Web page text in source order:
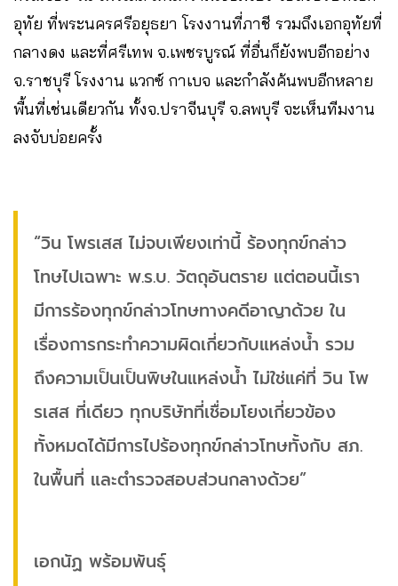
อุทัย ที่พระนครศรีอยุธยา โรงงานที่ภาชี รวมถึงเอกอุทัยที่
กลางดง และที่ศรีเทพ จ.เพชรบูรณ์ ที่อื่นก็ยังพบอีกอย่าง
จ.ราชบุรี โรงงาน แวกซ์ กาเบจ และกำลังค้นพบอีกหลาย
พื้นที่เช่นเดียวกัน ทั้งจ.ปราจีนบุรี จ.ลพบุรี จะเห็นทีมงาน
ลงจับบ่อยครั้ง
“วิน โพรเสส ไม่จบเพียงเท่านี้ ร้องทุกข์กล่าว
โทษไปเฉพาะ พ.ร.บ. วัตถุอันตราย แต่ตอนนี้เรา
มีการร้องทุกข์กล่าวโทษทางคดีอาญาด้วย ใน
เรื่องการกระทำความผิดเกี่ยวกับแหล่งน้ำ รวม
ถึงความเป็นเป็นพิษในแหล่งน้ำ ไม่ใช่แค่ที่ วิน โพ
รเสส ที่เดียว ทุกบริษัทที่เชื่อมโยงเกี่ยวข้อง
ทั้งหมดได้มีการไปร้องทุกข์กล่าวโทษทั้งกับ สภ.
ในพื้นที่ และตำรวจสอบส่วนกลางด้วย”
เอกนัฏ พร้อมพันธุ์